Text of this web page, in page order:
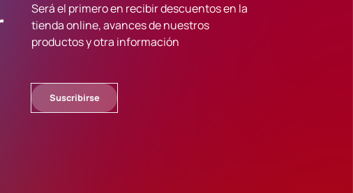
Será el primero en recibir descuentos en la
tienda online, avances de nuestros
productos y otra información
Suscribirse